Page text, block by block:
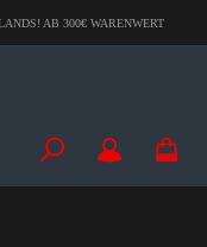
AB 300€ WARENWERT